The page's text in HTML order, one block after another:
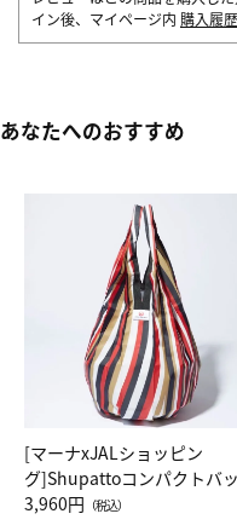
イン後、マイページ内 購入履
あなたへのおすすめ
[マーナxJALショッピン
グ]Shupattoコンパクトバ
Drop JAL客室乗務員（LC）
3,960円 （税込）